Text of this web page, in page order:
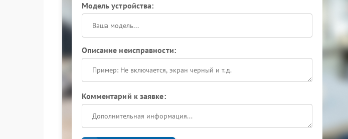
Модель устройства:
Описание неисправности:
Комментарий к заявке: